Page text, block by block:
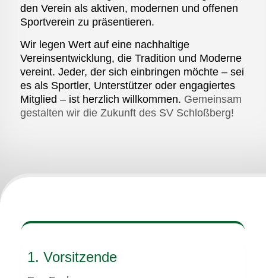
den Verein als aktiven, modernen und offenen
Sportverein zu präsentieren.
Wir legen Wert auf eine nachhaltige
Vereinsentwicklung, die Tradition und Moderne
vereint. Jeder, der sich einbringen möchte – sei
es als Sportler, Unterstützer oder engagiertes
Mitglied – ist herzlich willkommen. Gemeinsam
gestalten wir die Zukunft des SV Schloßberg!
1. Vorsitzende